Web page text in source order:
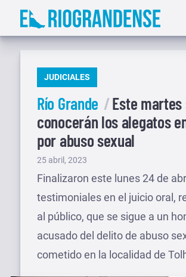
Saltar
PUBLICADO
JUDICIALES
Río Grande
Este martes
conocerán los alegatos
por abuso sexual
Publicado
el
25 abril, 2023
Finalizaron este lunes 24 de
testimoniales en el juicio oral,
al público, que se sigue a un
acusado del delito de abuso
cometido en la localidad de